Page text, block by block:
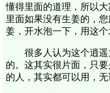
懂得里面的道理，所以
里面如果没有生姜的，
姜，开水泡一下，用这个
很多人认为这个逍
的。这其实很片面，只
的人，其实都可以用，无